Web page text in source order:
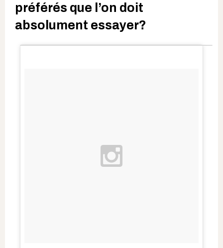
préférés que l’on doit
absolument essayer?